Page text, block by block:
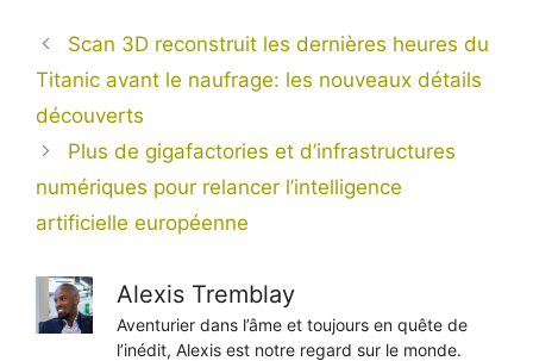
Scan 3D reconstruit les dernières heures du
Titanic avant le naufrage: les nouveaux détails
découverts
Plus de gigafactories et d’infrastructures
numériques pour relancer l’intelligence
artificielle européenne
Alexis Tremblay
Aventurier dans l’âme et toujours en quête de
l’inédit, Alexis est notre regard sur le monde.